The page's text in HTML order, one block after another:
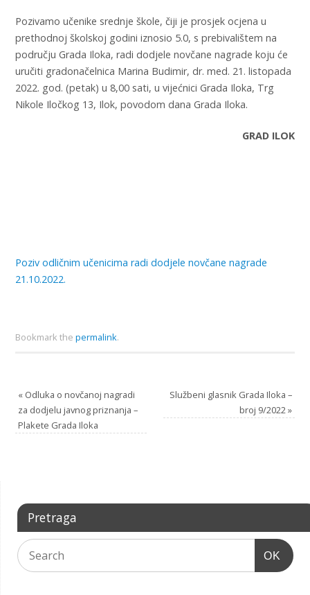
Pozivamo učenike srednje škole, čiji je prosjek ocjena u
prethodnoj školskoj godini iznosio 5.0, s prebivalištem na
području Grada Iloka, radi dodjele novčane nagrade koju će
uručiti gradonačelnica Marina Budimir, dr. med. 21. listopada
2022. god. (petak) u 8,00 sati, u vijećnici Grada Iloka, Trg
Nikole Iločkog 13, Ilok, povodom dana Grada Iloka.
GRAD ILOK
Poziv odličnim učenicima radi dodjele novčane nagrade
21.10.2022.
Bookmark the permalink.
«Odluka o novčanoj nagradi
za dodjelu javnog priznanja –
Plakete Grada Iloka
Službeni glasnik Grada Iloka –
broj 9/2022»
Pretraga
OK